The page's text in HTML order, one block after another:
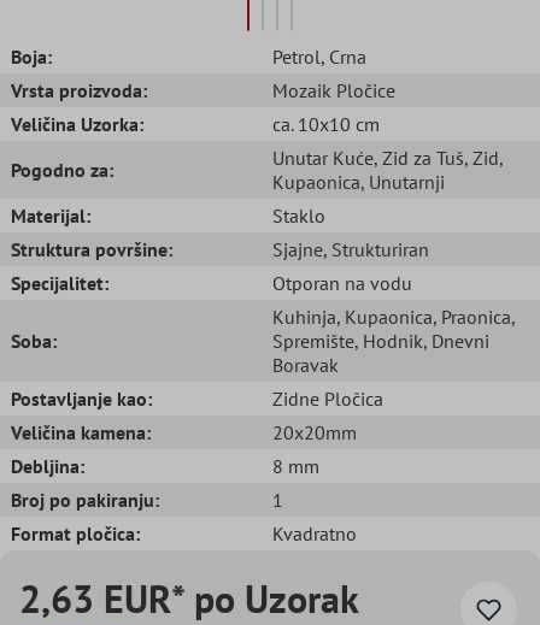
Boja: Petrol, Crna
Vrsta proizvoda:
Mozaik Pločice
Veličina Uzorka:
ca. 10x10 cm
Pogodno za:
Unutar Kuće, Zid za Tuš, Zid,
Kupaonica, Unutarnji
Materijal:
Staklo
Struktura površine:
Sjajne, Strukturiran
Specijalitet:
Otporan na vodu
Soba:
Kuhinja, Kupaonica, Praonica,
Spremište, Hodnik, Dnevni
Boravak
Postavljanje kao:
Zidne Pločica
Veličina kamena:
20x20mm
Debljina:
8 mm
Broj po pakiranju:
1
Format pločica:
Kvadratno
2,63 EUR* po Uzorak